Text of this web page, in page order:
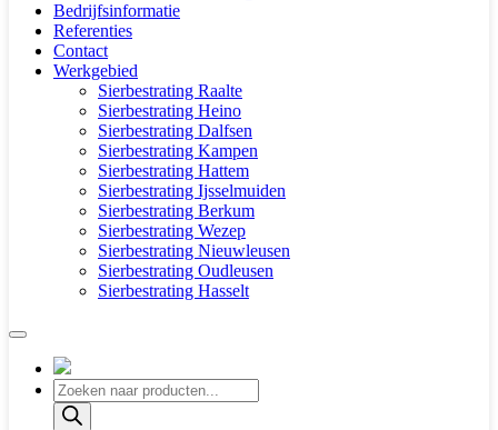
Bedrijfsinformatie
Referenties
Contact
Werkgebied
Sierbestrating Raalte
Sierbestrating Heino
Sierbestrating Dalfsen
Sierbestrating Kampen
Sierbestrating Hattem
Sierbestrating Ijsselmuiden
Sierbestrating Berkum
Sierbestrating Wezep
Sierbestrating Nieuwleusen
Sierbestrating Oudleusen
Sierbestrating Hasselt
Producten
zoeken